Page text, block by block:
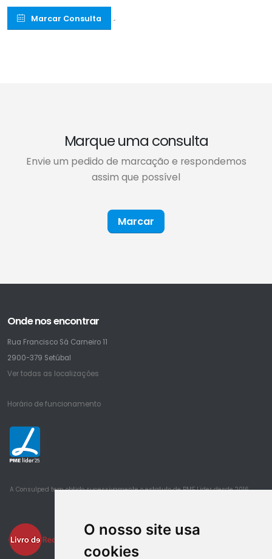
O nosso site usa
cookies
Marcar Consulta ´
Marque uma consulta
Envie um pedido de marcação e respondemos
assim que possível
Marcar
Onde nos encontrar
Rua Francisco Sá Carneiro 11
2900-379 Setúbal
Ver todas as localizações
Horário de funcionamento
25
A Consulped tem obtido sucessivamente o estatuto de PME Lider desde 2016